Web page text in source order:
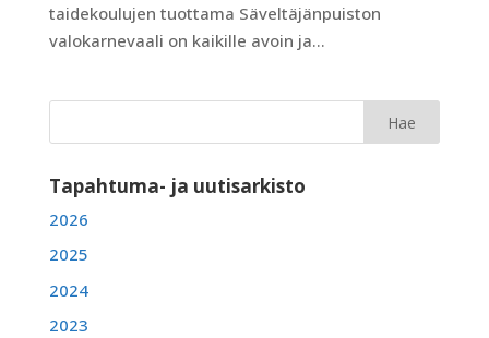
taidekoulujen tuottama Säveltäjänpuiston
valokarnevaali on kaikille avoin ja...
Tapahtuma- ja uutisarkisto
2026
2025
2024
2023